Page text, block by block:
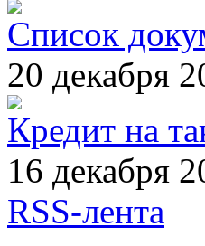
Список
20 декабря
Кредит на
16 декабря
RSS-лента